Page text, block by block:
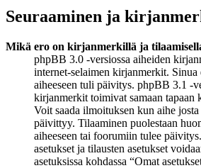
Seuraaminen ja
Mikä ero on kirjanmerkillä ja
phpBB 3.0 -versiossa aiheiden
internet-selaimen kirjanmerkit. Sinua
aiheeseen tuli päivitys. phpBB 3.1 -
kirjanmerkit toimivat samaan tapaan
Voit saada ilmoituksen kun aihe
päivittyy. Tilaaminen puolestaan
aiheeseen tai foorumiin tulee
asetukset ja tilausten asetukset
asetuksissa kohdassa “Omat